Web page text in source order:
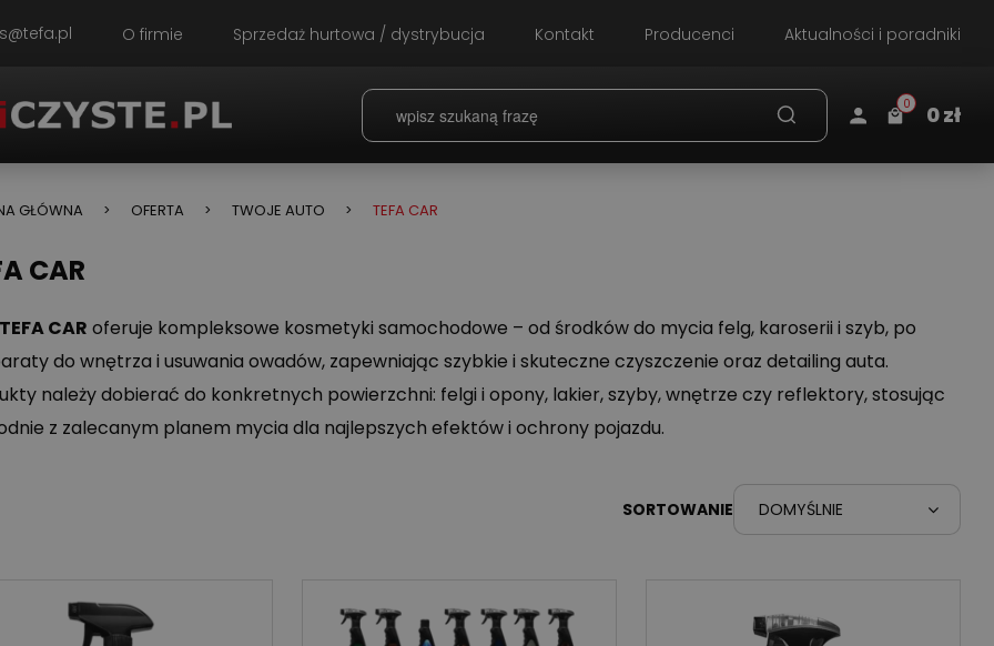
O firmie Sprzedaż hurtowa / dystrybucja Kontakt Producenci Aktualności i poradniki
Hasło*
ZALOGUJ SIĘ
0 0zł
GŁÓWNA OFERTA TWOJE AUTO TEFA CAR
CAR
TEFA CAR oferuje kompleksowe kosmetyki samochodowe – od środków do mycia felg, karoserii i szyb, po
do wnętrza i usuwania owadów, zapewniając szybkie i skuteczne czyszczenie oraz detailing auta.
należy dobierać do konkretnych powierzchni: felgi i opony, lakier, szyby, wnętrze czy reflektory, stosując
z zalecanym planem mycia dla najlepszych efektów i ochrony pojazdu.
SORTOWANIE DOMYŚLNIE